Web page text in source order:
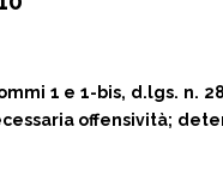
1 e 1-bis, d.lgs. n.
offensività;